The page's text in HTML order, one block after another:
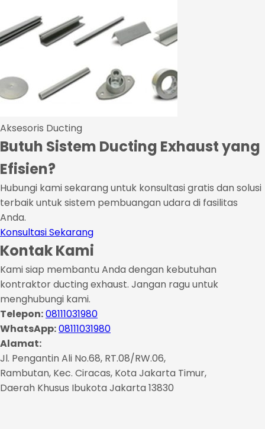
Aksesoris Ducting
Butuh Sistem Ducting Exhaust yang
Efisien?
Hubungi kami sekarang untuk konsultasi gratis dan solusi
terbaik untuk sistem pembuangan udara di fasilitas
Anda.
Konsultasi Sekarang
Kontak Kami
Kami siap membantu Anda dengan kebutuhan
kontraktor ducting exhaust. Jangan ragu untuk
menghubungi kami.
Telepon:08111031980
WhatsApp:08111031980
Alamat:
Jl. Pengantin Ali No.68, RT.08/RW.06,
Rambutan, Kec. Ciracas, Kota Jakarta Timur,
Daerah Khusus Ibukota Jakarta 13830